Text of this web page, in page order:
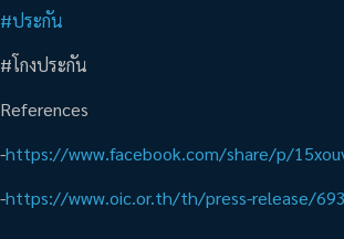
#ประกัน
#โกงประกัน
References
-https://www.facebook.com/share/p/
-https://www.oic.or.th/th/press-release/